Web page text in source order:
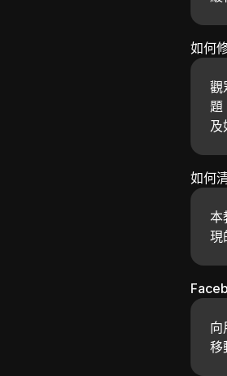
如何
觀
題
及
如何
本
現
向
移